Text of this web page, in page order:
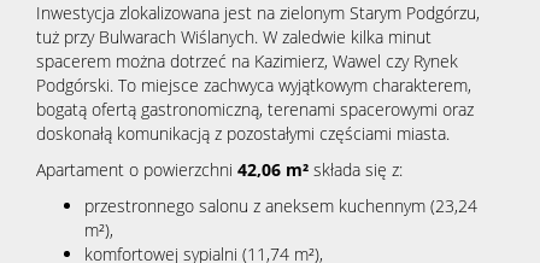
Inwestycja zlokalizowana jest na zielonym Starym Podgórzu,
tuż przy Bulwarach Wiślanych. W zaledwie kilka minut
spacerem można dotrzeć na Kazimierz, Wawel czy Rynek
Podgórski. To miejsce zachwyca wyjątkowym charakterem,
bogatą ofertą gastronomiczną, terenami spacerowymi oraz
doskonałą komunikacją z pozostałymi częściami miasta.
Apartament o powierzchni 42,06 m² składa się z:
przestronnego salonu z aneksem kuchennym (23,24
m²),
komfortowej sypialni (11,74 m²),